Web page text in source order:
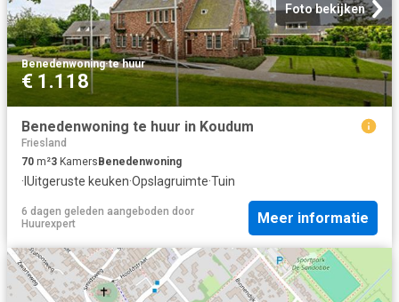
Foto bekijken
Benedenwoning·te huur
€ 1.118
Benedenwoning te huur in Koudum
Friesland
70 m²3 Kamers Benedenwoning
· IUitgeruste keuken·Opslagruimte·Tuin
6 dagen geleden aangeboden door
Huurexpert
Meer informatie